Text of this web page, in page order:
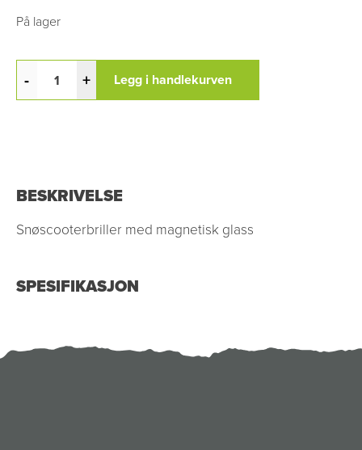
På lager
- + Legg i handlekurven
BESKRIVELSE
Snøscooterbriller med magnetisk glass
SPESIFIKASJON